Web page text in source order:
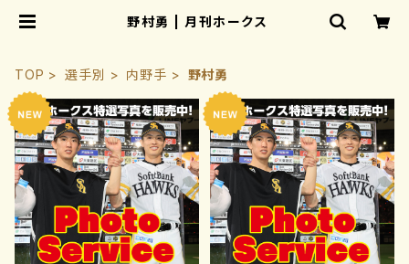
野村勇 | 月刊ホークス
TOP 選手別 内野手 野村勇